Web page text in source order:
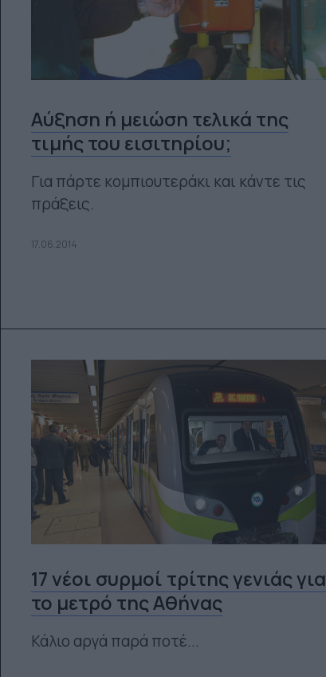
Αύξηση ή μειώση τελικά της
τιμής του εισιτηρίου;
Για πάρτε κομπιουτεράκι και κάντε τις
πράξεις.
17.06.2014
17 νέοι συρμοί τρίτης γενιάς για
το μετρό της Αθήνας
Κάλιο αργά παρά ποτέ...